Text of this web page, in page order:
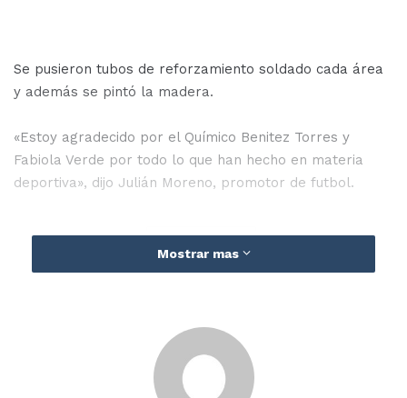
Se pusieron tubos de reforzamiento soldado cada área
y además se pintó la madera.
«Estoy agradecido por el Químico Benitez Torres y
Fabiola Verde por todo lo que han hecho en materia
deportiva», dijo Julián Moreno, promotor de futbol.
Mostrar mas